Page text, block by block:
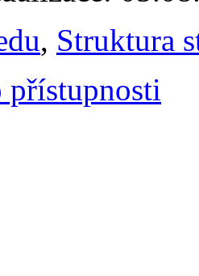
, Struktura
přístupnosti